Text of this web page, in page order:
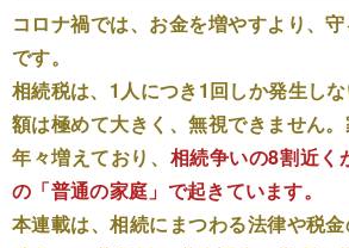
コロナ禍では、お金を増やすより、
です。
相続税は、1人につき1回しか発生し
額は極めて大きく、無視できません
年々増えており、 相続争いの8割近く
の「普通の家庭」で起きています。
本連載は、相続にまつわる法律や税